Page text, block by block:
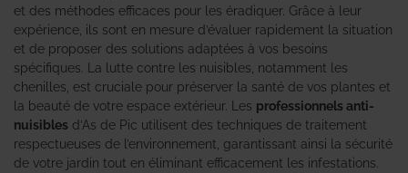
et des méthodes efficaces pour les éradiquer. Grâce à leur
expérience, ils sont en mesure d’évaluer rapidement la situation
et de proposer des solutions adaptées à vos besoins
spécifiques. La lutte contre les nuisibles, notamment les
chenilles, est cruciale pour préserver la santé de vos plantes et
la beauté de votre espace extérieur. Les professionnels anti-
nuisibles d’As de Pic utilisent des techniques de traitement
respectueuses de l’environnement, garantissant ainsi la sécurité
de votre jardin tout en éliminant efficacement les infestations.